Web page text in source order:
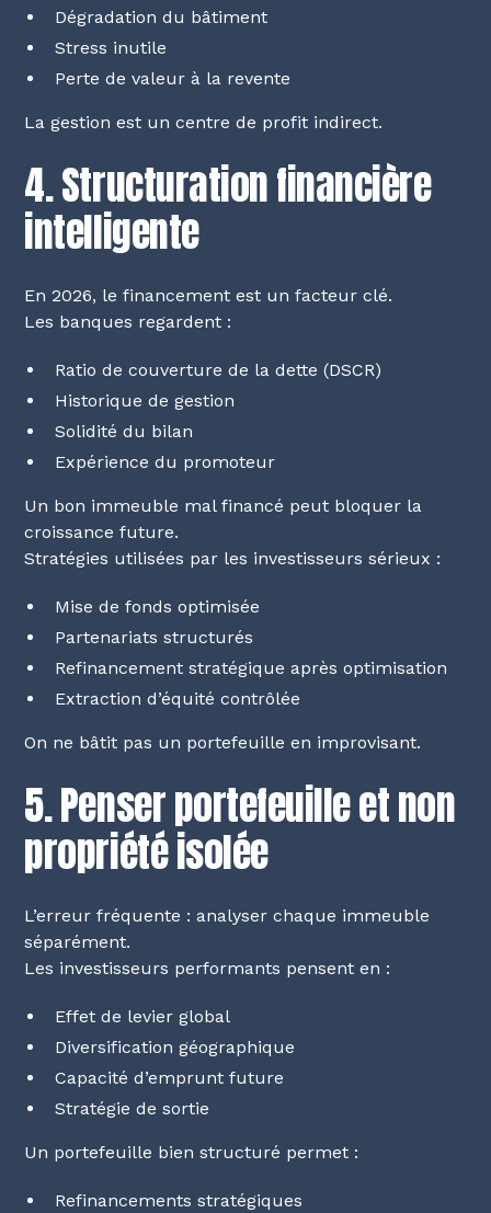
Dégradation du bâtiment
Stress inutile
Perte de valeur à la revente
La gestion est un centre de profit indirect.
4. Structuration financière
intelligente
En 2026, le financement est un facteur clé.
Les banques regardent :
Ratio de couverture de la dette (DSCR)
Historique de gestion
Solidité du bilan
Expérience du promoteur
Un bon immeuble mal financé peut bloquer la
croissance future.
Stratégies utilisées par les investisseurs sérieux :
Mise de fonds optimisée
Partenariats structurés
Refinancement stratégique après optimisation
Extraction d’équité contrôlée
On ne bâtit pas un portefeuille en improvisant.
5. Penser portefeuille et non
propriété isolée
L’erreur fréquente : analyser chaque immeuble
séparément.
Les investisseurs performants pensent en :
Effet de levier global
Diversification géographique
Capacité d’emprunt future
Stratégie de sortie
Un portefeuille bien structuré permet :
Refinancements stratégiques